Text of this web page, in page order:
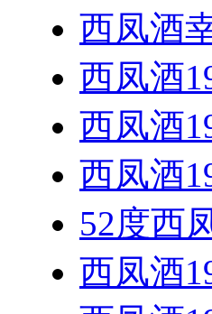
西凤酒
西凤酒
西凤酒
西凤酒
52度西
西凤酒